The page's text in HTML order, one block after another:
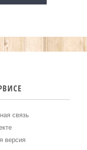
связь
версия